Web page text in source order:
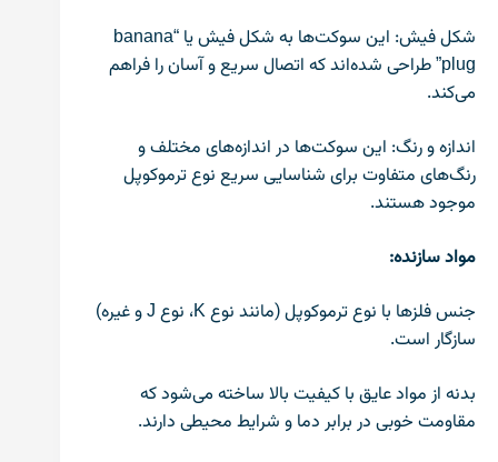
شکل فیش: این سوکت‌ها به شکل فیش یا “banana
plug” طراحی شده‌اند که اتصال سریع و آسان را فراهم
می‌کند.
اندازه و رنگ: این سوکت‌ها در اندازه‌های مختلف و
رنگ‌های متفاوت برای شناسایی سریع نوع ترموکوپل
موجود هستند.
مواد سازنده:
جنس فلزها با نوع ترموکوپل (مانند نوع K، نوع J و غیره)
سازگار است.
بدنه از مواد عایق با کیفیت بالا ساخته می‌شود که
مقاومت خوبی در برابر دما و شرایط محیطی دارند.